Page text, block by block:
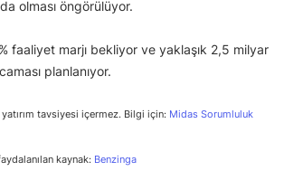
olması öngörülüyor.
faaliyet marjı bekliyor ve yaklaşık 2,5 milyar
planlanıyor.
tavsiyesi içermez. Bilgi için: Midas Sorumluluk
kaynak: Benzinga